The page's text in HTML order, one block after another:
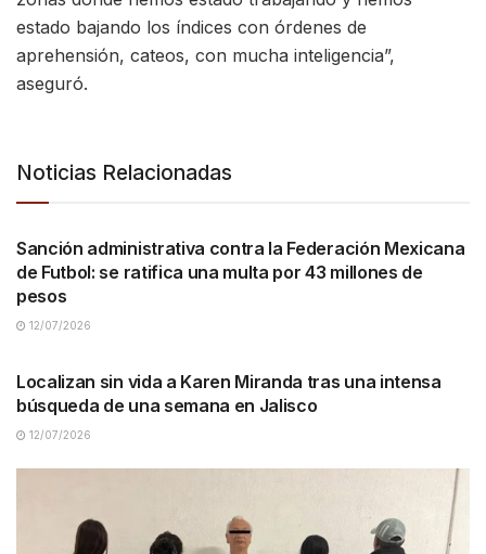
estado bajando los índices con órdenes de
aprehensión, cateos, con mucha inteligencia”,
aseguró.
Noticias Relacionadas
NACIONALES
Sanción administrativa contra la Federación Mexicana
de Futbol: se ratifica una multa por 43 millones de
pesos
12/07/2026
Localizan sin vida a Karen Miranda tras una intensa
búsqueda de una semana en Jalisco
12/07/2026